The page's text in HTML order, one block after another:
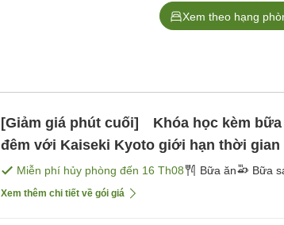
Xem theo hạng
[Giảm giá phút cuối] Khóa học kèm bữa
đêm với Kaiseki Kyoto giới hạn thời
tối]Miễn phí hủy phòng đến 16 Th08 Bữa ăn Bữa
Xem thêm chi tiết về gói giá